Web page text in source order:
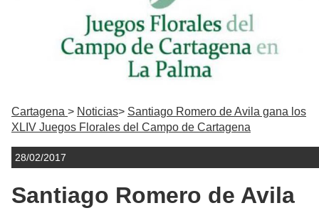
Cartagena Noticias
Santiago Romero de Avila gana los
XLIV Juegos Florales del Campo de Cartagena
28/02/2017
Santiago Romero de Avila